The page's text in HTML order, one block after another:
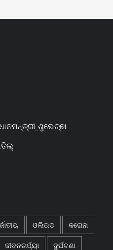
ଓଲିଉଡ କରୋନା
ଜୀବନଚର୍ଯ୍ୟା ଦୁର୍ଘଟଣା